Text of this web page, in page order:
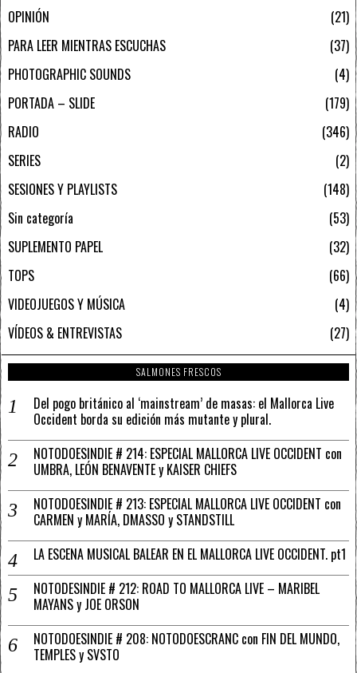
OPINIÓN
21
PARA LEER MIENTRAS ESCUCHAS
37
PHOTOGRAPHIC SOUNDS
4
PORTADA – SLIDE
179
RADIO
346
SERIES
2
SESIONES Y PLAYLISTS
148
Sin categoría
53
SUPLEMENTO PAPEL
32
TOPS
66
VIDEOJUEGOS Y MÚSICA
4
VÍDEOS & ENTREVISTAS
27
SALMONES FRESCOS
Del pogo británico al ‘mainstream’ de masas: el Mallorca Live
Occident borda su edición más mutante y plural.
NOTODOESINDIE # 214: ESPECIAL MALLORCA LIVE OCCIDENT con
UMBRA, LEÓN BENAVENTE y KAISER CHIEFS
NOTODOESINDIE # 213: ESPECIAL MALLORCA LIVE OCCIDENT con
CARMEN y MARÍA, DMASSO y STANDSTILL
LA ESCENA MUSICAL BALEAR EN EL MALLORCA LIVE OCCIDENT. pt1
NOTODESINDIE # 212: ROAD TO MALLORCA LIVE – MARIBEL
MAYANS y JOE ORSON
NOTODOESINDIE # 208: NOTODOESCRANC con FIN DEL MUNDO,
TEMPLES y SVSTO